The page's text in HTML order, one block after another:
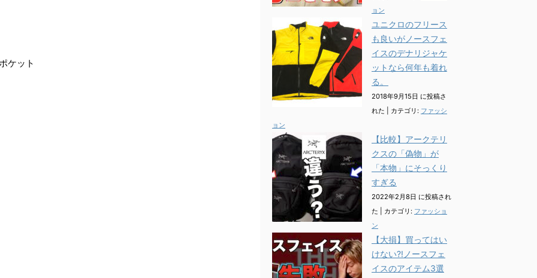
ケット
ョン
ユニクロのフリース
も良いがノースフェ
イスのデナリジャケ
ットなら何年も着れ
る。
2018年9月15日 に投稿さ
れた
カテゴリ: ファッシ
ョン
【比較】アークテリ
クスの「偽物」が
「本物」にそっくり
すぎる
2022年2月8日 に投稿され
た
カテゴリ: ファッショ
ン
【大損】買ってはい
けない?!ノースフェ
イスのアイテム3選